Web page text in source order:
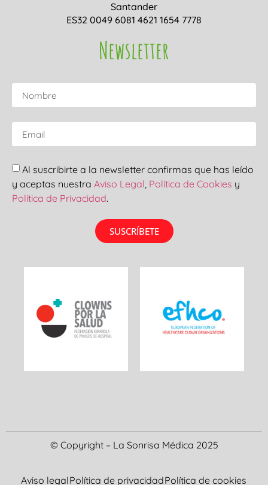
Santander
ES32 0049 6081 4621 1654 7778
Newsletter
Al suscribirte a la newsletter confirmas que has leído
y aceptas nuestra Aviso Legal, Política de Cookies y
Política de Privacidad.
SUSCRÍBETE
© Copyright – La Sonrisa Médica 2025
Aviso legalPolítica de privacidadPolítica de cookies